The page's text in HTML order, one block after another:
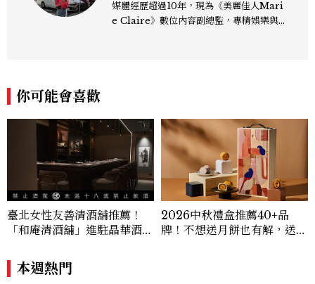
媒體經歷超過10年，現為《美麗佳人Mari
e Claire》數位內容副總監，專精娛樂與
你可能會喜歡
臺北女性友善清酒舖推薦！
「和庵清酒舖」進駐晶華酒
180元起輕鬆微醺
2026中秋禮盒推薦40+品
牌！不想送月餅也有解，送長
本週熱門